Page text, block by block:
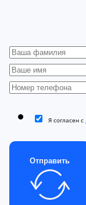
Я согласен с
Отправить